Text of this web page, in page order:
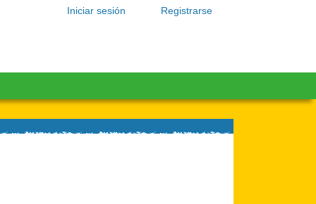
Registrarse
Iniciar sesión